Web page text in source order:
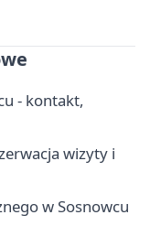
- kontakt,
wizyty i
w Sosnowcu